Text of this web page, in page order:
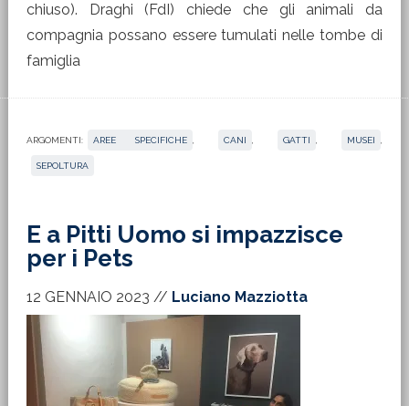
chiuso). Draghi (FdI) chiede che gli animali da
compagnia possano essere tumulati nelle tombe di
famiglia
ARGOMENTI: AREE SPECIFICHE CANI GATTI MUSEI
SEPOLTURA
E a Pitti Uomo si impazzisce
per i Pets
12 GENNAIO 2023 // Luciano Mazziotta